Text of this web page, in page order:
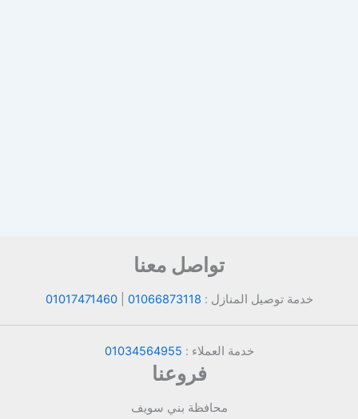
تواصل معنا
خدمة توصيل المنازل : 01066873118
|
01017471460
خدمة العملاء : 01034564955
فروعنا
محافظة بني سويف